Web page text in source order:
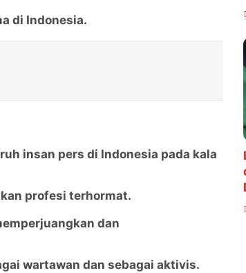
di Indonesia.
insan pers di Indonesia pada kala
profesi terhormat.
dan
wartawan dan sebagai aktivis.